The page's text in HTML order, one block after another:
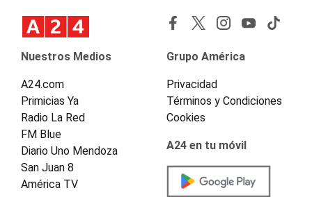
Nuestros Medios
A24.com
Primicias Ya
Radio La Red
FM Blue
Diario Uno Mendoza
San Juan 8
América TV
Grupo América
Privacidad
Términos y Condiciones
Cookies
A24 en tu móvil